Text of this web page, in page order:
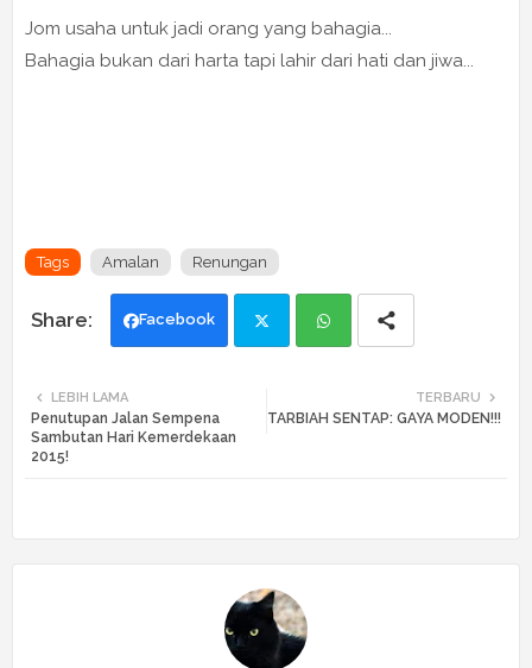
Jom usaha untuk jadi orang yang bahagia...
Bahagia bukan dari harta tapi lahir dari hati dan jiwa...
Tags Amalan Renungan
Facebook
tte ats
TERBARU
TARBIAH SENTAP: GAYA MODEN!!!
LEBIH LAMA
Penutupan Jalan Sempena
Sambutan Hari Kemerdekaan
2015!